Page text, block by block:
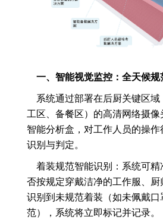
一、智能视觉监控：全天候规
系统通过部署在后厨关键区
工区、备餐区）的高清网络摄
智能分析盒，对工作人员的操
识别与判定。
着装规范智能识别：系统可精
否按规定穿戴洁净的工作服、
识别到未规范着装（如未佩戴
范），系统将立即标记并记录。